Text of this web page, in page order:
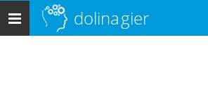
Menu
główne
dolinagier